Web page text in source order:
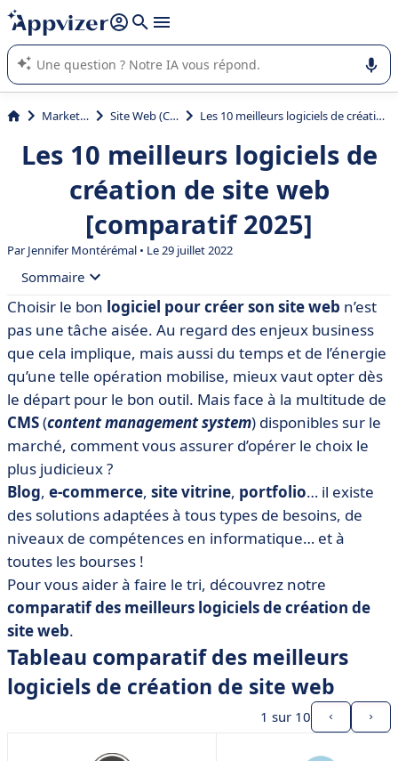
répondre (plusieurs lignes avec
L'IA de Appvizer vous guide dans l'utilisation ou la sélection de
logiciel SaaS en entreprise.
Marketing Site Web (CMS) Les 10 meilleurs logiciels de création de site web [comparatif 2025]
Les 10 meilleurs logiciels de
création de site web
[comparatif 2025]
ParJennifer Montérémal • Le 29 juillet 2022
Sommaire
• Tableau comparatif des meilleurs logiciels de création
de site web
• Quels critères de sélection ?
• WordPress
• PrestaShop
• Shopify
• Jimdo
• Joomla!
• Magento
• Site123
• SiteW
• Weebly
• Wix
• Comment choisir son logiciel de création de site
web ?
Choisir le bon logiciel pour créer son site web n’est
pas une tâche aisée. Au regard des enjeux business
que cela implique, mais aussi du temps et de l’énergie
qu’une telle opération mobilise, mieux vaut opter dès
le départ pour le bon outil. Mais face à la multitude de
CMS(content management system) disponibles sur le
marché, comment vous assurer d’opérer le choix le
plus judicieux ?
Blog, e-commerce, site vitrine, portfolio… il existe
des solutions adaptées à tous types de besoins, de
niveaux de compétences en informatique… et à
toutes les bourses !
Pour vous aider à faire le tri, découvrez notre
comparatif des meilleurs logiciels de création de
site web.
Tableau comparatif des meilleurs
logiciels de création de site web
1 sur 10